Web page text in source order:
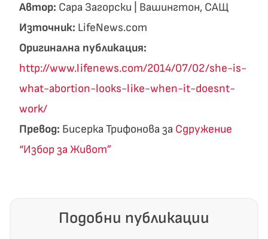
Автор: Сара Загорски | Вашингтон, САЩ
Източник: LifeNews.com
Оригинална публикация:
http://www.lifenews.com/2014/07/02/she-is-
what-abortion-looks-like-when-it-doesnt-
work/
Превод: Бисерка Трифонова за Сдружение
“Избор за Живот”
Подобни публикации